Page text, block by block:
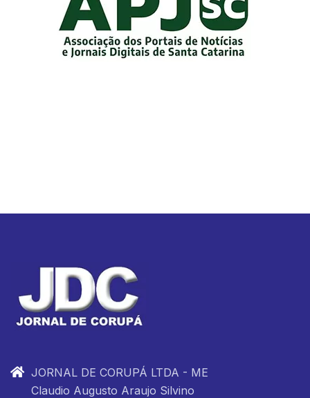
JORNAL DE CORUPÁ LTDA - ME
Claudio Augusto Araujo Silvino